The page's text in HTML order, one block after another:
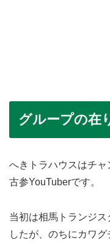
グループの在
へきトラハウスはチ
古参YouTuberです。
当初は相馬トランジ
したが、のちにカワ